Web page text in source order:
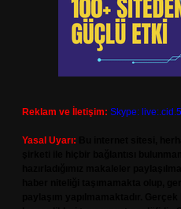
Reklam ve İletişim: Skype:
Yasal Uyarı: